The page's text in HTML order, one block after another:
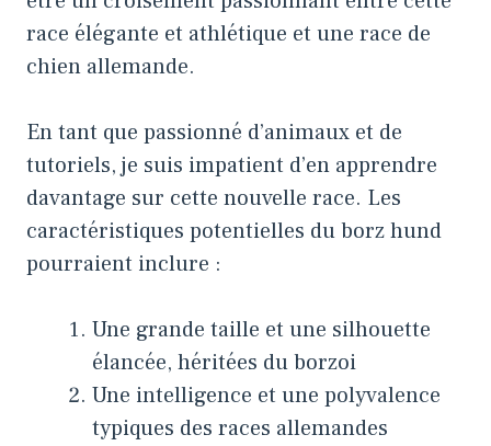
race élégante et athlétique et une race de
chien allemande.
En tant que passionné d’animaux et de
tutoriels, je suis impatient d’en apprendre
davantage sur cette nouvelle race. Les
caractéristiques potentielles du borz hund
pourraient inclure :
Une grande taille et une silhouette
élancée, héritées du borzoi
Une intelligence et une polyvalence
typiques des races allemandes